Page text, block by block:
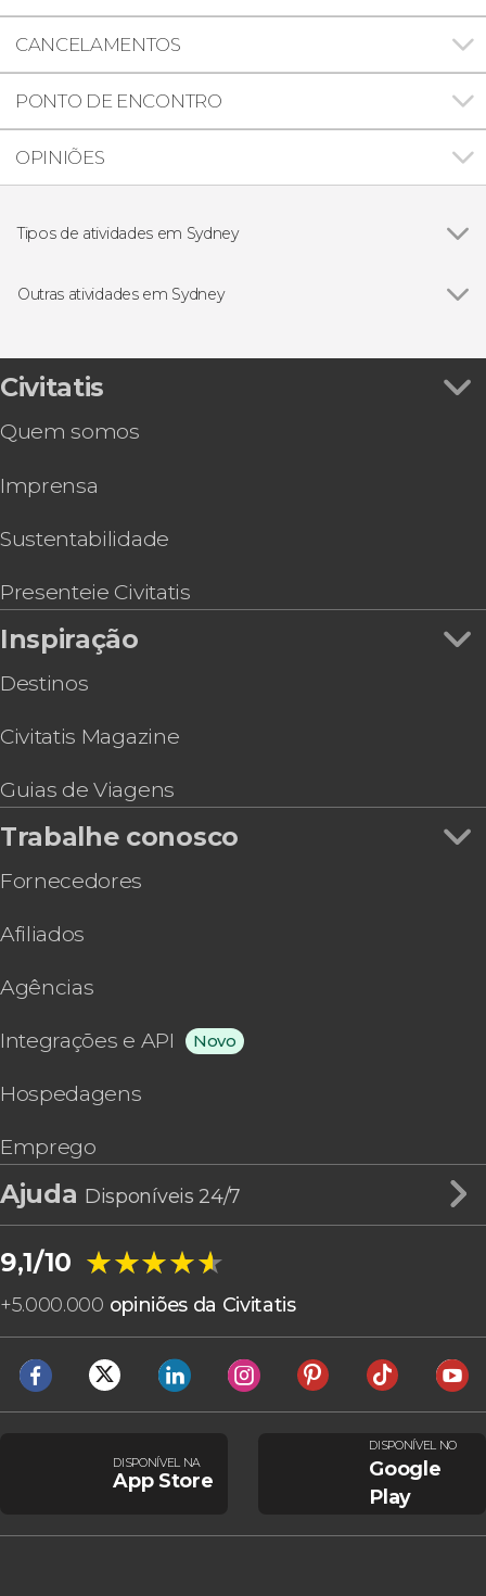
CANCELAMENTOS
PONTO DE ENCONTRO
OPINIÕES
Tipos de atividades em Sydney
Visitas guiadas e free tours
Outras atividades em Sydney
Free tour por Sydney
Visita guiada pela Ópera de Sydney
Passeio de barco pela baía de Sydney
Salto de paraquedas em Sydney
Mergulho com tubarões em Bushrangers Bay
Civitatis
Quem somos
Imprensa
Sustentabilidade
Presenteie Civitatis
Inspiração
Destinos
Civitatis Magazine
Guias de Viagens
Trabalhe conosco
Fornecedores
Afiliados
Agências
Integrações e API Novo
Hospedagens
Emprego
Ajuda Disponíveis 24/7
9,1/10 ★★★★★
★★★★★
+5.000.000 opiniões da Civitatis
DISPONÍVEL NA
App Store
DISPONÍVEL NO
Google
Play